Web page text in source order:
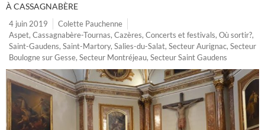
À CASSAGNABÈRE
4 juin 2019
Colette Pauchenne
Aspet, Cassagnabère-Tournas, Cazères, Concerts et festivals, Où sortir?,
Saint-Gaudens, Saint-Martory, Salies-du-Salat, Secteur Aurignac, Secteur
Boulogne sur Gesse, Secteur Montréjeau, Secteur Saint Gaudens